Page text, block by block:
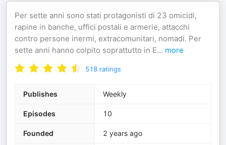
Per sette anni sono stati protagonisti di 23 omicidi,
rapine in banche, uffici postali e armerie, attacchi
contro persone inermi, extracomunitari, nomadi. Per
sette anni hanno colpito soprattutto in E... more
518 ratings
Publishes Weekly
Episodes 10
Founded 2 years ago